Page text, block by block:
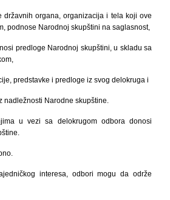
državnih organa, organizacija i tela koji ove
podnose Narodnoj skupštini na saglasnost,
predloge Narodnoj skupštini, u skladu sa
predstavke i predloge iz svog delokruga i
nadležnosti Narodne skupštine.
u vezi sa delokrugom odbora donosi
interesa, odbori mogu da održe